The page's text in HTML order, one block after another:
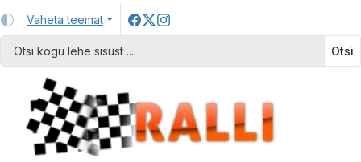
Vaheta teemat
Otsi